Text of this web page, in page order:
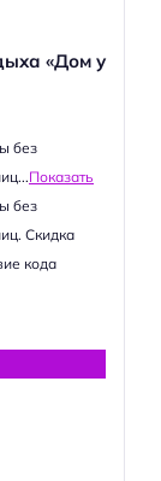
«Дом у
без
Показать
без
Скидка
кода